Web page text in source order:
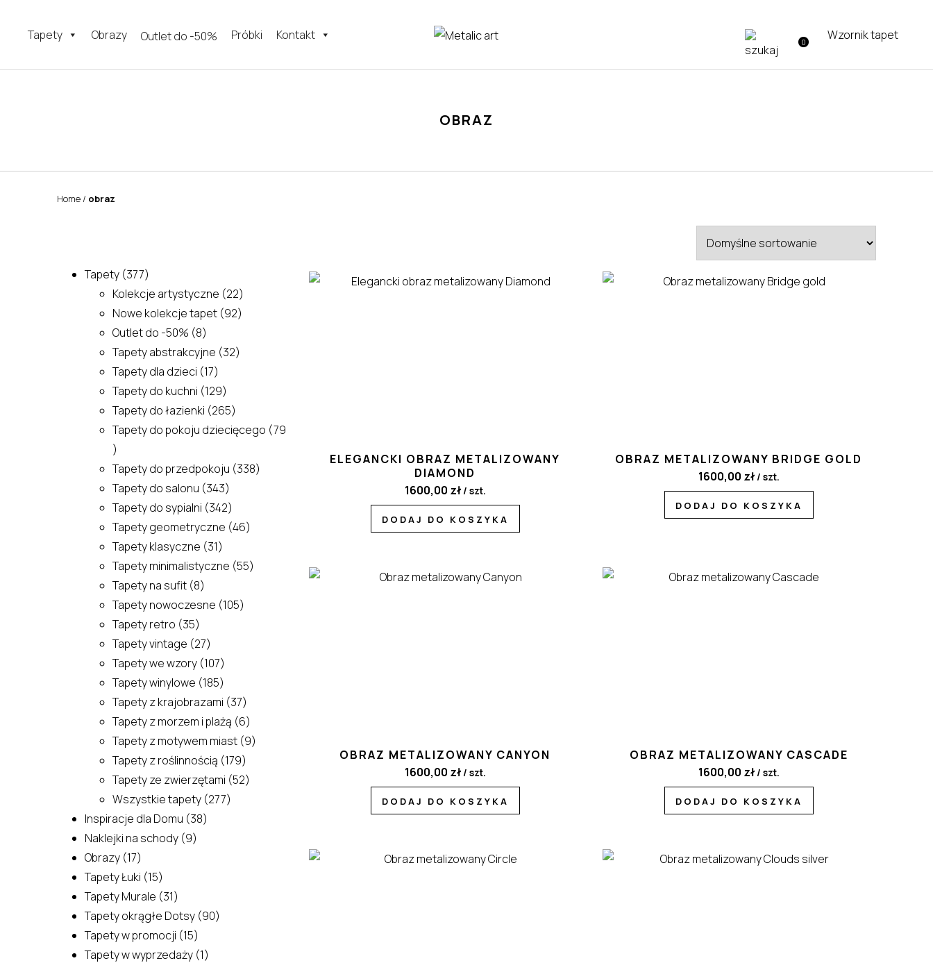
Tapety Obrazy Outlet do -50% Próbki Kontakt 0 Wzornik tapet
OBRAZ
Home / obraz
Tapety 377377
produktów
Kolekcje artystyczne 2222
produkty
Nowe kolekcje tapet 9292
Outlet do -50% 88
produktów
Tapety abstrakcyjne 3232
Tapety dla dzieci 1717
produktów
Tapety do kuchni 129129
produktów
Tapety do łazienki 265265
produktów
Tapety do pokoju dziecięcego 79
79
produktów
Tapety do przedpokoju 338338
Tapety do salonu 343343
produkty
Tapety do sypialni 342342
produkty
Tapety geometryczne 4646
Tapety klasyczne 3131
produktów
Tapety minimalistyczne 5555
Tapety na sufit 88
produktów
Tapety nowoczesne 105105
Tapety retro 3535
produktów
Tapety vintage 2727
produktów
Tapety we wzory 107107
produktów
Tapety winylowe 185185
produktów
Tapety z krajobrazami 3737
produktów
Tapety z morzem i plażą 66
produktów
Tapety z motywem miast 99
Tapety z roślinnością 179179
produktów
Tapety ze zwierzętami 5252
Wszystkie tapety 277277
Inspiracje dla Domu 3838
Naklejki na schody 99
Obrazy 1717
produktów
Tapety Łuki 1515
produktów
Tapety Murale 3131
produktów
Tapety okrągłe Dotsy 9090
Tapety w promocji 1515
produktów
Tapety w wyprzedaży 11
ELEGANCKI OBRAZ METALIZOWANY
DIAMOND
1600,00 zł/ szt.
DODAJ DO KOSZYKA
OBRAZ METALIZOWANY BRIDGE GOLD
1600,00 zł/ szt.
DODAJ DO KOSZYKA
OBRAZ METALIZOWANY CANYON
1600,00 zł/ szt.
DODAJ DO KOSZYKA
OBRAZ METALIZOWANY CASCADE
1600,00 zł/ szt.
DODAJ DO KOSZYKA